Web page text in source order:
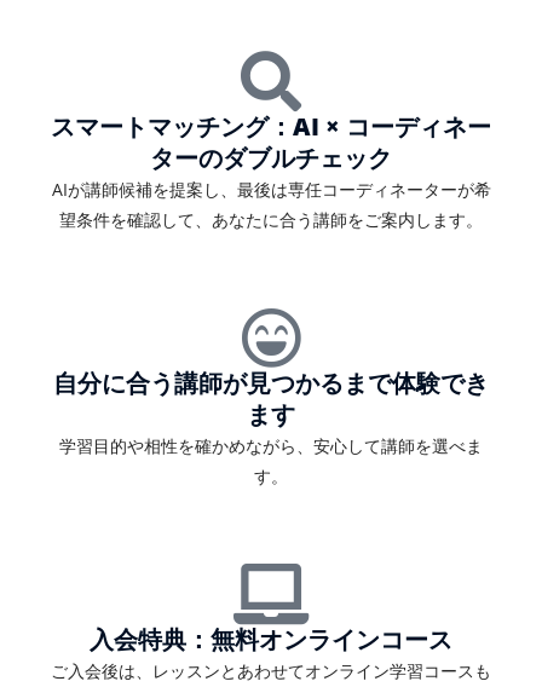
スマートマッチング：AI × コーディネー
ターのダブルチェック
AIが講師候補を提案し、最後は専任コーディネーターが希
望条件を確認して、あなたに合う講師をご案内します。
自分に合う講師が見つかるまで体験でき
ます
学習目的や相性を確かめながら、安心して講師を選べま
す。
入会特典：無料オンラインコース
ご入会後は、レッスンとあわせてオンライン学習コースも